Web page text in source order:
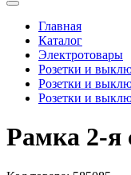
Главная
Каталог
Электротовары
Розетки и
Розетки и
Розетки и
Рамка 2-я